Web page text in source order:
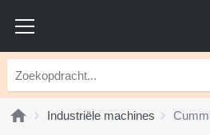
Industriële machines